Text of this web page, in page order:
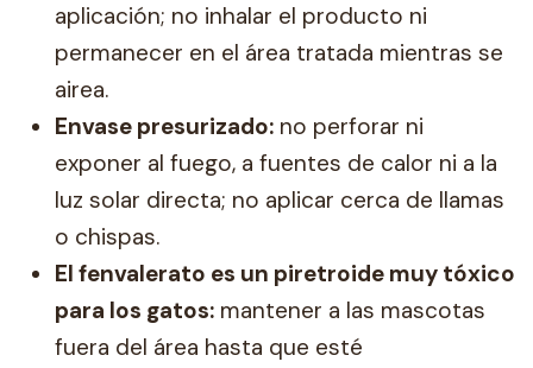
aplicación; no inhalar el producto ni
permanecer en el área tratada mientras se
airea.
Envase presurizado: no perforar ni
exponer al fuego, a fuentes de calor ni a la
luz solar directa; no aplicar cerca de llamas
o chispas.
El fenvalerato es un piretroide muy tóxico
para los gatos: mantener a las mascotas
fuera del área hasta que esté